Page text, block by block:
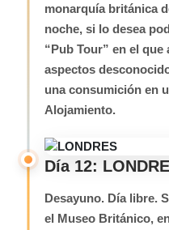
monarquía británica
noche, si lo desea
“Pub Tour” en el
aspectos
una consumición en
Alojamiento.
Día 12:
Desayuno. Día libre.
el Museo Británico,